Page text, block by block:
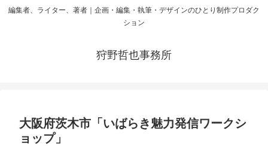
編集者、ライター、著者｜企画・編集・執筆・デザインのひとり制作プロダク
ション
狩野哲也事務所
大阪府茨木市「いばらき魅力発信ワークシ
ョップ」